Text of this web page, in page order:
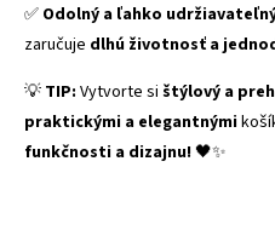
✅ Odolný a ľahko
zaručuje dlhú životnosť a
💡 TIP: Vytvorte si štýlový a
praktickými a elegantnými
funkčnosti a dizajnu!🖤✨